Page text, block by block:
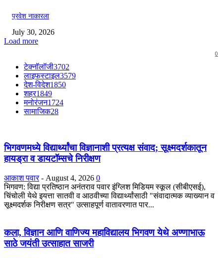
प्रवेश नाकारला
July 30, 2026
Load more
0
टेक्नॉलॉजी3702
लाइफस्टाइल3579
देश-विदेश1850
शहर1849
मनोरंजन1724
सामाजिक28
भिगवणमध्ये विद्यार्थ्यांचा विज्ञानाशी प्रत्यक्ष संवाद; सूक्ष्मदर्शकातून
हायड्रा व डायटॉम्सचे निरीक्षण
आकाश पवार - August 4, 2026 0
भिगवण: विद्या प्रतिष्ठान अनंतराव पवार इंग्लिश मिडियम स्कूल (सीबीएसई),
चिंचोली येथे इयत्ता सातवी व आठवीच्या विद्यार्थ्यांसाठी "संवादात्मक व्याख्यान व
सूक्ष्मदर्शक निरीक्षण सत्र" उत्साहपूर्ण वातावरणात पार...
कला, विज्ञान आणि वाणिज्य महाविद्यालय भिगवण येथे अण्णाभाऊ
साठे जयंती उत्साहात साजरी